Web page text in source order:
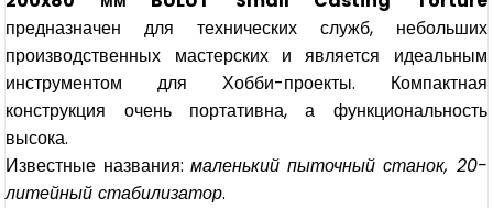
предназначен для технических служб, небольших
производственных мастерских и является идеальным
инструментом для Хобби-проекты. Компактная
конструкция очень портативна, а функциональность
высока.
Известные названия: маленький пыточный станок, 20-
литейный стабилизатор.